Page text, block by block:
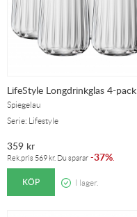
LifeStyle Longdrinkglas 4-pack
Spiegelau
Serie: Lifestyle
359 kr
Rek.pris 569 kr. Du sparar -37%.
KÖP I lager.